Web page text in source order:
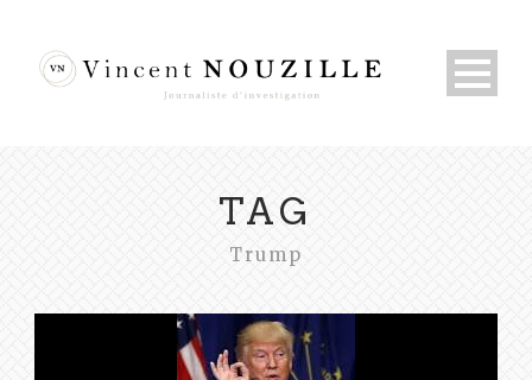
TAG
Trump